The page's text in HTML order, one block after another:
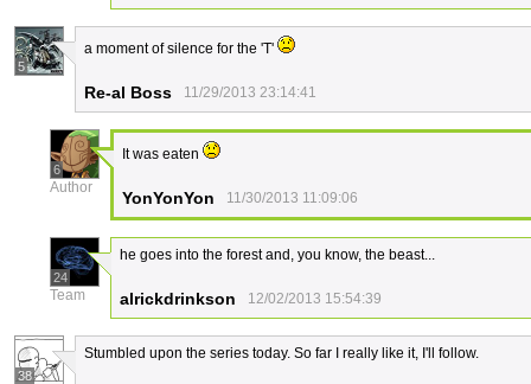
5
a moment of silence for the 'T'
Re-al Boss 11/29/2013 23:14:41
6
Author
It was eaten
YonYonYon 11/30/2013 11:09:06
24
Team
he goes into the forest and, you know, the beast...
alrickdrinkson 12/02/2013 15:54:39
38
Stumbled upon the series today. So far I really like it, I'll follow.